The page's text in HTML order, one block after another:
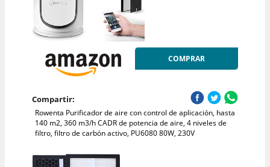
COMPRAR
Compartir:
Rowenta Purificador de aire con control de aplicación, hasta
140 m2, 360 m3/h CADR de potencia de aire, 4 niveles de
filtro, filtro de carbón activo, PU6080 80W, 230V